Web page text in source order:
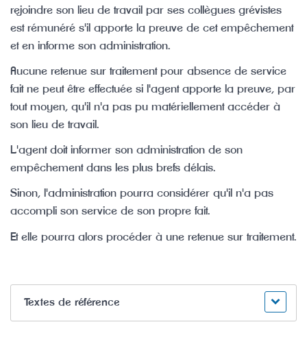
rejoindre son lieu de travail par ses collègues grévistes
est rémunéré s'il apporte la preuve de cet empêchement
et en informe son administration.
Aucune retenue sur traitement pour absence de service
fait ne peut être effectuée si l'agent apporte la preuve, par
tout moyen, qu'il n'a pas pu matériellement accéder à
son lieu de travail.
L'agent doit informer son administration de son
empêchement dans les plus brefs délais.
Sinon, l'administration pourra considérer qu'il n'a pas
accompli son service de son propre fait.
Et elle pourra alors procéder à une retenue sur traitement.
Textes de référence